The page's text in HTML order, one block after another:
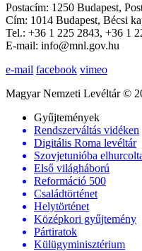
Postacím: 1250 Budapest,
Cím: 1014 Budapest, Bécsi
Tel.: +36 1 225 2843, +36 1
E-mail: info@mnl.gov.hu
e-mail facebook vimeo
Magyar Nemzeti Levéltár ©
Gyűjtemények
Rendszerváltás vidéken
Digitális Roma levéltár
Szovjetunióba
Első világháború
Reformáció 500
Családtörténet
Helytörténet
Középkori gyűjtemény
Pártiratok
Külügyminisztérium